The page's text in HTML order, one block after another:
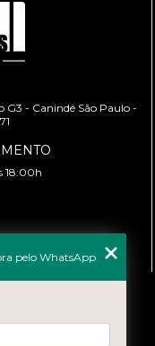
G3 - Canindé São Paulo -
18:00h
pelo WhatsApp